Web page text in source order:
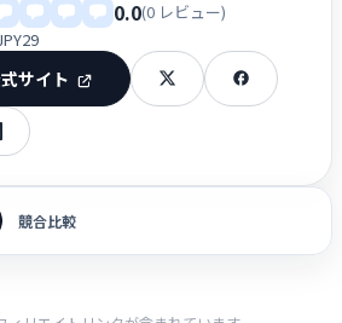
0.0(0 レビュー)
サイト
競合比較